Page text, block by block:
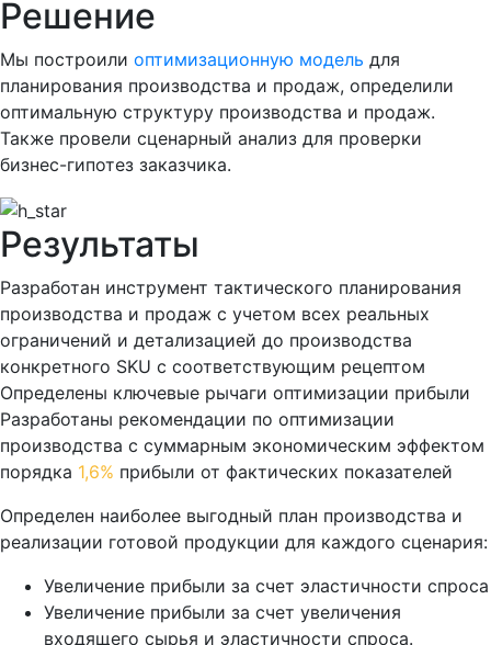
Решение
Мы построили оптимизационную модель для
планирования производства и продаж, определили
оптимальную структуру производства и продаж.
Также провели сценарный анализ для проверки
бизнес-гипотез заказчика.
Результаты
Разработан инструмент тактического планирования
производства и продаж с учетом всех реальных
ограничений и детализацией до производства
конкретного SKU с соответствующим рецептом
Определены ключевые рычаги оптимизации прибыли
Разработаны рекомендации по оптимизации
производства с суммарным экономическим эффектом
порядка 1,6% прибыли от фактических показателей
Определен наиболее выгодный план производства и
реализации готовой продукции для каждого сценария:
Увеличение прибыли за счет эластичности спроса
Увеличение прибыли за счет увеличения
входящего сырья и эластичности спроса.